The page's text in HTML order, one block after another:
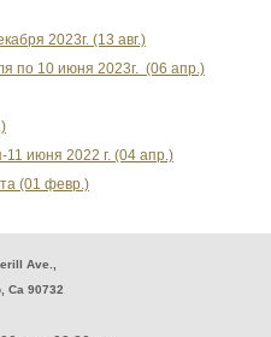
2023г. (13 авг.)
по 10 июня 2023г. (06 апр.)
июня 2022 г. (04 апр.)
(01 февр.)
Ave.,
Ca 90732